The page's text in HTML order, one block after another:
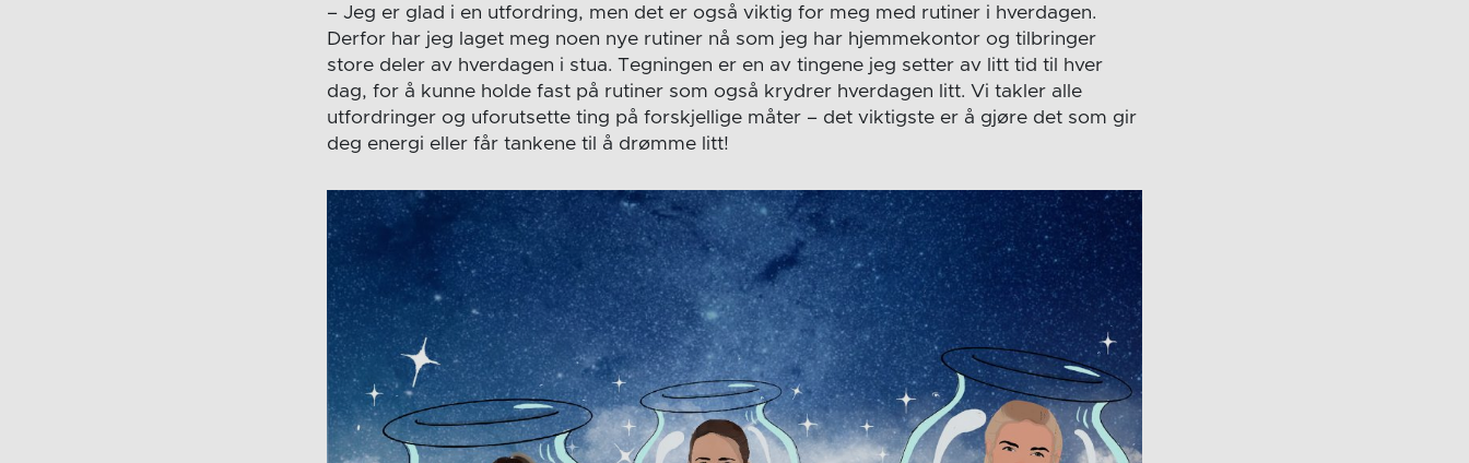
– Jeg er glad i en utfordring, men det er også viktig for meg med rutiner i hverdagen.
Derfor har jeg laget meg noen nye rutiner nå som jeg har hjemmekontor og tilbringer
store deler av hverdagen i stua. Tegningen er en av tingene jeg setter av litt tid til hver
dag, for å kunne holde fast på rutiner som også krydrer hverdagen litt. Vi takler alle
utfordringer og uforutsette ting på forskjellige måter – det viktigste er å gjøre det som gir
deg energi eller får tankene til å drømme litt!